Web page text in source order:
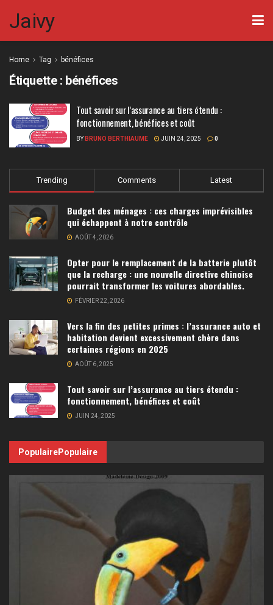
Jaivy
Home Tag bénéfices
Étiquette : bénéfices
Tout savoir sur l’assurance au tiers étendu :
fonctionnement, bénéfices et coût
BY BRUNO BERTHIAUME JUIN 24, 2025 0
Trending Comments Latest
Budget des ménages : ces charges imprévisibles
qui échappent à notre contrôle
AOÛT 4, 2026
Opter pour le remplacement de la batterie plutôt
que la recharge : une nouvelle directive chinoise
pourrait transformer les voitures abordables.
FÉVRIER 22, 2026
Vers la fin des petites primes : l’assurance auto et
habitation devient excessivement chère dans
certaines régions en 2025
AOÛT 6, 2025
Tout savoir sur l’assurance au tiers étendu :
fonctionnement, bénéfices et coût
JUIN 24, 2025
PopulairePopulaire